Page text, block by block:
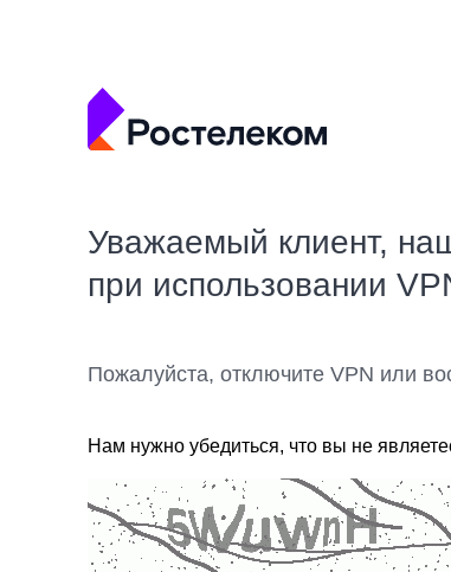
Уважаемый клиент,
при использовании
Пожалуйста, отключите VPN или
Нам нужно убедиться, что вы не